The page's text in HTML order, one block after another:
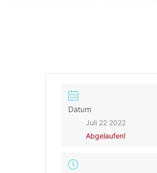
Datum
Juli 22 2022
Abgelaufen!